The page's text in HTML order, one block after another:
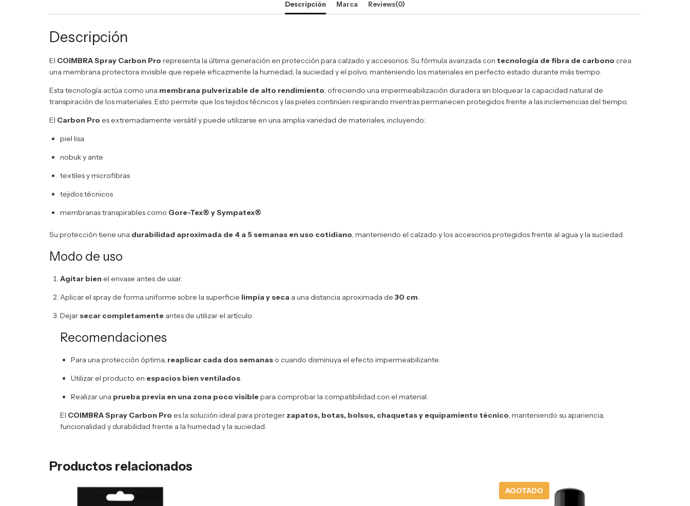
Descripción Marca Reviews(0)
Descripción
El COIMBRA Spray Carbon Pro representa la última generación en protección para calzado y accesorios. Su fórmula avanzada con tecnología de fibra de carbono crea
una membrana protectora invisible que repele eficazmente la humedad, la suciedad y el polvo, manteniendo los materiales en perfecto estado durante más tiempo.
Esta tecnología actúa como una membrana pulverizable de alto rendimiento, ofreciendo una impermeabilización duradera sin bloquear la capacidad natural de
transpiración de los materiales. Esto permite que los tejidos técnicos y las pieles continúen respirando mientras permanecen protegidos frente a las inclemencias del tiempo.
El Carbon Pro es extremadamente versátil y puede utilizarse en una amplia variedad de materiales, incluyendo:
piel lisa
nobuk y ante
textiles y microfibras
tejidos técnicos
membranas transpirables como Gore-Tex® y Sympatex®
Su protección tiene una durabilidad aproximada de 4 a 5 semanas en uso cotidiano, manteniendo el calzado y los accesorios protegidos frente al agua y la suciedad.
Modo de uso
Agitar bienel envase antes de usar.
Aplicar el spray de forma uniforme sobre la superficie limpia y seca a una distancia aproximada de 30 cm.
Dejar secar completamente antes de utilizar el artículo.
Recomendaciones
Para una protección óptima, reaplicar cada dos semanaso cuando disminuya el efecto impermeabilizante.
Utilizar el producto en espacios bien ventilados.
Realizar una prueba previa en una zona poco visiblepara comprobar la compatibilidad con el material.
El COIMBRA Spray Carbon Pro es la solución ideal para proteger zapatos, botas, bolsos, chaquetas y equipamiento técnico, manteniendo su apariencia,
funcionalidad y durabilidad frente a la humedad y la suciedad.
Productos relacionados
AGOTADO